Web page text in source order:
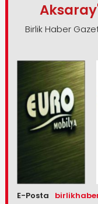
Birlik Haber
E-Posta